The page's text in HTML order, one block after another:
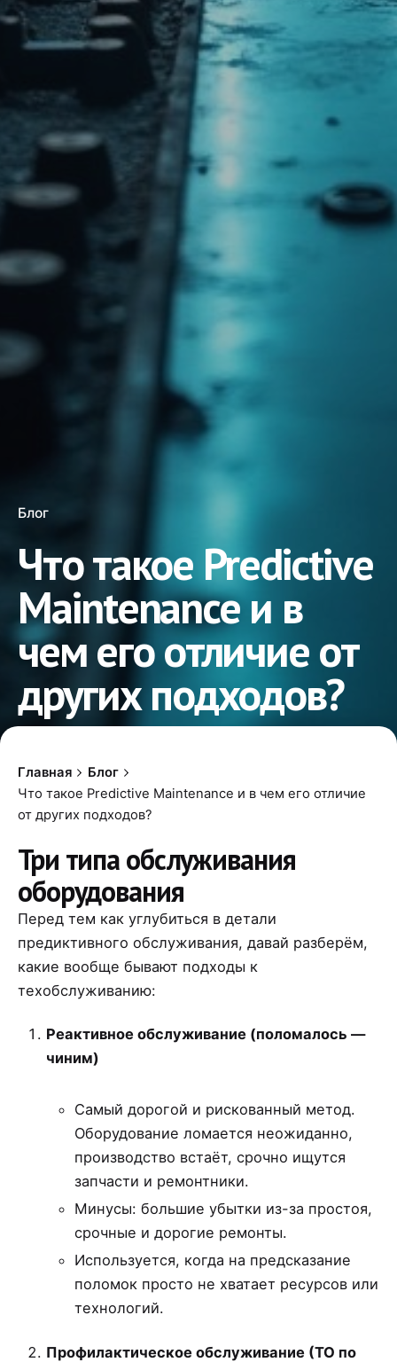
Блог
Что такое Predictive
Maintenance и в
чем его отличие от
других подходов?
Главная
Блог
Что такое Predictive Maintenance и в чем его отличие
от других подходов?
Три типа обслуживания
оборудования
Перед тем как углубиться в детали
предиктивного обслуживания, давай разберём,
какие вообще бывают подходы к
техобслуживанию:
Реактивное обслуживание (поломалось —
чиним)
Самый дорогой и рискованный метод.
Оборудование ломается неожиданно,
производство встаёт, срочно ищутся
запчасти и ремонтники.
Минусы: большие убытки из-за простоя,
срочные и дорогие ремонты.
Используется, когда на предсказание
поломок просто не хватает ресурсов или
технологий.
Профилактическое обслуживание (ТО по